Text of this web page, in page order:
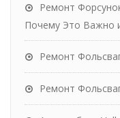
Ремонт
Почему Это Важно
Ремонт
Ремонт